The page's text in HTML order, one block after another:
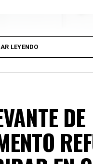
LEYENDO
DE